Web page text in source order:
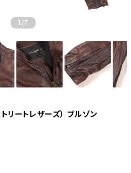
1 /7
ートレザーズ） ブルゾン